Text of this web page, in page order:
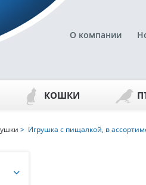
О компании
КОШКИ
> Игрушка с пищалкой, в